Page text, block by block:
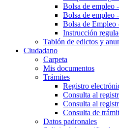
Bolsa de empleo
Bolsa de empleo
Bolsa de Empleo
Instrucción
Tablón de edictos y
Ciudadano
Carpeta
Mis documentos
Trámites
Registro
Consulta al
Consulta al
Consulta de
Datos padronales